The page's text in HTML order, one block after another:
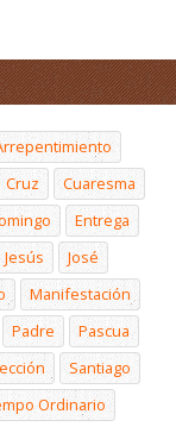
Cruz
Cuaresma
Entrega
Jesús
José
Manifestación
Padre
Pascua
Santiago
Ordinario